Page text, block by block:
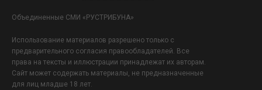
Объединенные СМИ «РУСТРИБУНА»
Использование материалов разрешено только с
предварительного согласия правообладателей. Все
права на тексты и иллюстрации принадлежат их авторам.
Сайт может содержать материалы, не предназначенные
для лиц младше 18 лет.